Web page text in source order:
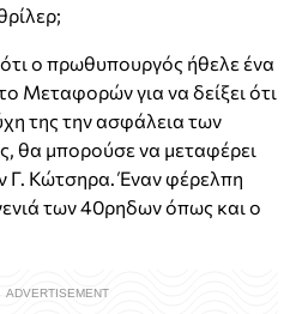
ο πρωθυπουργός ήθελε ένα
Μεταφορών για να δείξει ότι
της την ασφάλεια των
θα μπορούσε να μεταφέρει
Γ. Κώτσηρα. Έναν φέρελπη
των 40ρηδων όπως και ο